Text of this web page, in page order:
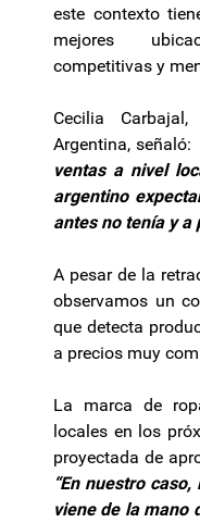
este contexto
mejores
competitivas y
Cecilia
Argentina, señaló:
ventas a nivel
argentino
antes no tenía y a
A pesar de la
observamos un
que detecta
a precios muy
La marca de
locales en los
proyectada de
“En nuestro
viene de la mano